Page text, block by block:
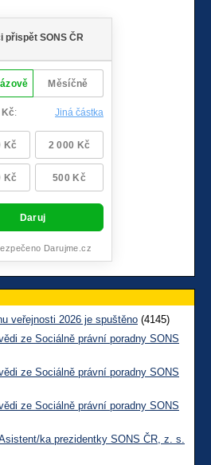
veřejnosti 2026 je spuštěno (4145)
ze Sociálně právní poradny SONS
ze Sociálně právní poradny SONS
ze Sociálně právní poradny SONS
ka prezidentky SONS ČR, z. s.